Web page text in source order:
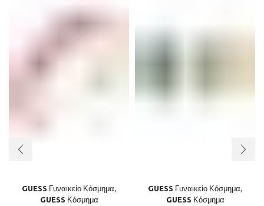
GUESS Γυναικείο Κόσμημα,
GUESS Κόσμημα
GUESS Γυναικείο Κόσμημα,
GUESS Κόσμημα